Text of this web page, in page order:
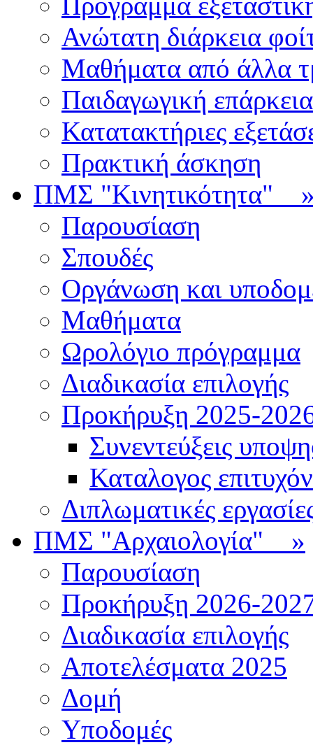
Ανώτατη διάρκεια
Μαθήματα από άλλα
Παιδαγωγική επάρκεια
Κατατακτήριες
Πρακτική άσκηση
ΠΜΣ "Κινητικότητα"
Παρουσίαση
Σπουδές
Οργάνωση και
Μαθήματα
Ωρολόγιο πρόγραμμα
Διαδικασία επιλογής
Πρoκήρυξη 2025-
Συνεντεύξεις
Καταλογος
Διπλωματικές
ΠΜΣ "Αρχαιολογία" »
Παρουσίαση
Προκήρυξη 2026-
Διαδικασία επιλογής
Αποτελέσματα 2025
Δομή
Υποδομές